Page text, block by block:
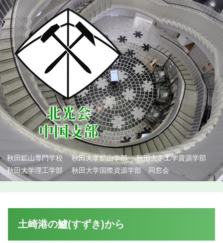
秋田鉱山専門学校 秋田大学鉱山学部 秋田大学工学資源学部
秋田大学理工学部 秋田大学国際資源学部 同窓会
土崎港の鱸(すずき)から